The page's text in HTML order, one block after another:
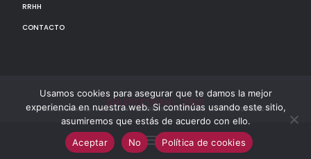
RRHH
CONTACTO
GRUPO ETMAN : : 2026
Todos los derechos reservados a MULTIORIGINAL PARTS S.A. (CUIT: 30-60142852-7)
Usamos cookies para asegurar que te damos la mejor
experiencia en nuestra web. Si continúas usando este sitio,
asumiremos que estás de acuerdo con ello.
Aceptar
No Política de cookies